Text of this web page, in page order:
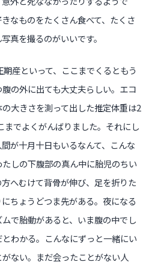
なものをたくさん食べて、たくさ
真を撮るのがいいです。
産といって、ここまでくるともう
の外に出ても大丈夫らしい。エコ
大きさを測って出した推定体重は2
までよくがんばりました。それにし
が十月十日もいるなんて、こんな
しの下腹部の真ん中に胎児のちい
へむけて背骨が伸び、足を折りた
ちょうどつま先がある。夜になる
で胎動があると、いま腹の中でし
わかる。こんなにずっと一緒にい
ない。まだ会ったことがない人